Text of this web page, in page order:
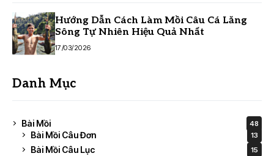
Hướng Dẫn Cách Làm Mồi Câu Cá Lăng
Sông Tự Nhiên Hiệu Quả Nhất
17/03/2026
Danh Mục
Bài Mồi 48
Bài Mồi Câu Đơn 13
Bài Mồi Câu Lục 15